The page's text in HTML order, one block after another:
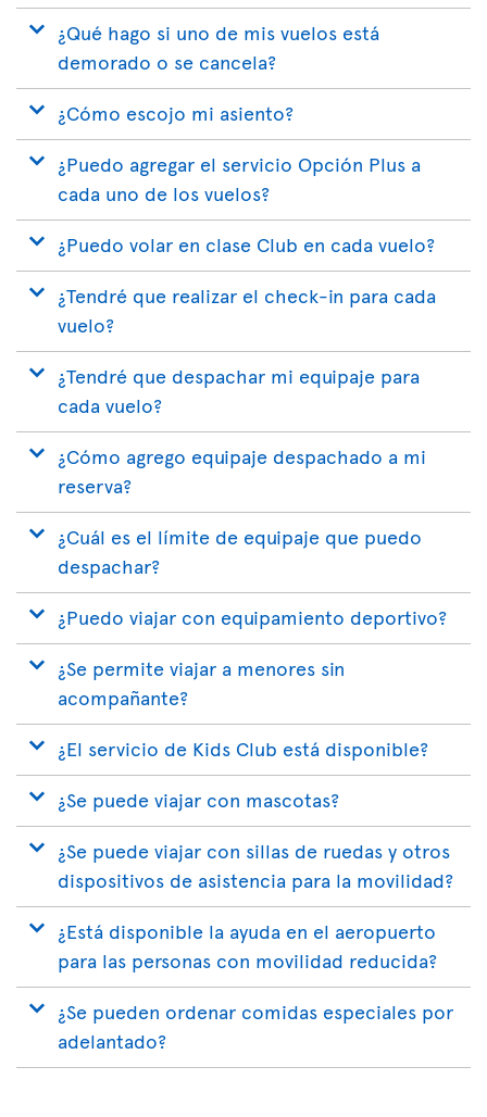
¿Qué hago si uno de mis vuelos está
demorado o se cancela?
¿Cómo escojo mi asiento?
¿Puedo agregar el servicio Opción Plus a
cada uno de los vuelos?
¿Puedo volar en clase Club en cada vuelo?
¿Tendré que realizar el check-in para cada
vuelo?
¿Tendré que despachar mi equipaje para
cada vuelo?
¿Cómo agrego equipaje despachado a mi
reserva?
¿Cuál es el límite de equipaje que puedo
despachar?
¿Puedo viajar con equipamiento deportivo?
¿Se permite viajar a menores sin
acompañante?
¿El servicio de Kids Club está disponible?
¿Se puede viajar con mascotas?
¿Se puede viajar con sillas de ruedas y otros
dispositivos de asistencia para la movilidad?
¿Está disponible la ayuda en el aeropuerto
para las personas con movilidad reducida?
¿Se pueden ordenar comidas especiales por
adelantado?